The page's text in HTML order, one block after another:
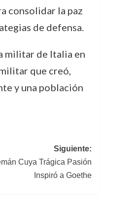
consolidar la paz
de defensa.
militar de Italia en
que creó,
y una población
Siguiente:
Cuya Trágica Pasión
Inspiró a Goethe